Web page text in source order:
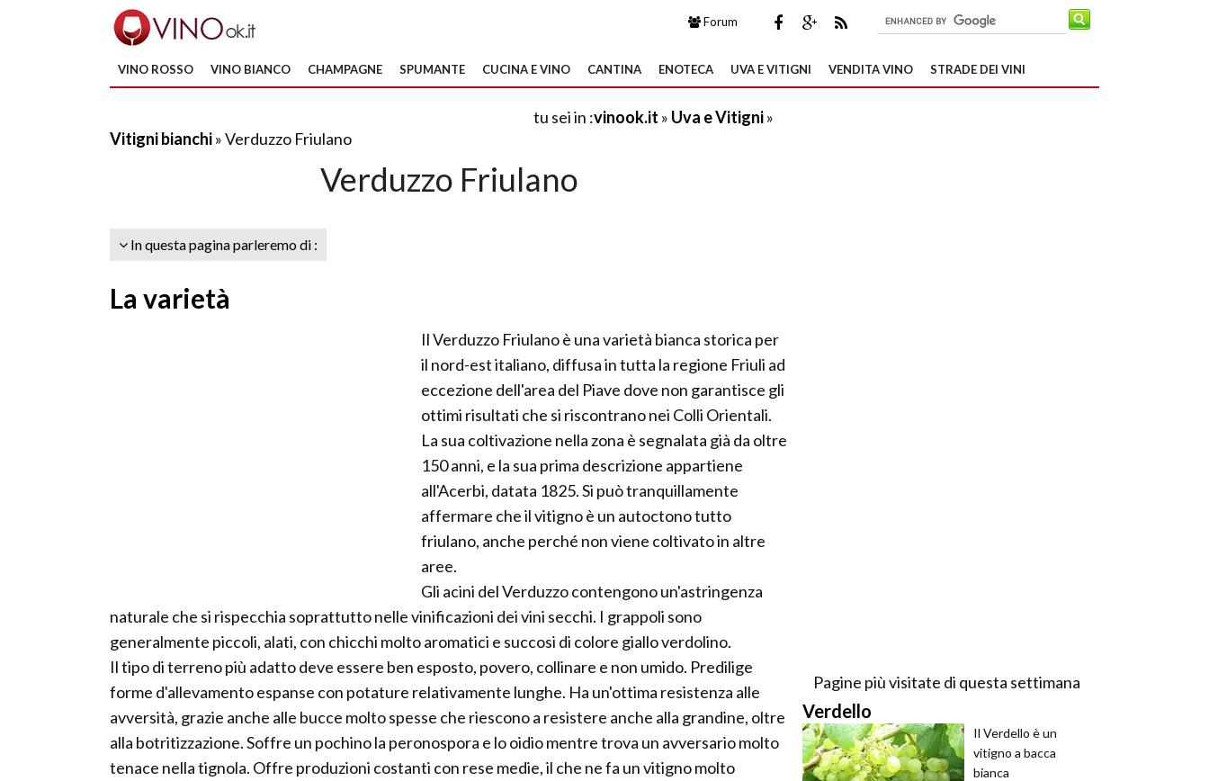
Forum
VINO ROSSO VINO BIANCO CHAMPAGNE SPUMANTE CUCINA E VINO CANTINA ENOTECA UVA E VITIGNI VENDITA VINO STRADE DEI VINI
tu sei in :vinook.it » Uva e Vitigni»
Vitigni bianchi» Verduzzo Friulano
Verduzzo Friulano
In questa pagina parleremo di :
La varietà
Il Verduzzo Friulano è una varietà bianca storica per
il nord-est italiano, diffusa in tutta la regione Friuli ad
eccezione dell'area del Piave dove non garantisce gli
ottimi risultati che si riscontrano nei Colli Orientali.
La sua coltivazione nella zona è segnalata già da oltre
150 anni, e la sua prima descrizione appartiene
all'Acerbi, datata 1825. Si può tranquillamente
affermare che il vitigno è un autoctono tutto
friulano, anche perché non viene coltivato in altre
aree.
Gli acini del Verduzzo contengono un'astringenza
naturale che si rispecchia soprattutto nelle vinificazioni dei vini secchi. I grappoli sono
generalmente piccoli, alati, con chicchi molto aromatici e succosi di colore giallo verdolino.
Il tipo di terreno più adatto deve essere ben esposto, povero, collinare e non umido. Predilige
forme d'allevamento espanse con potature relativamente lunghe. Ha un'ottima resistenza alle
avversità, grazie anche alle bucce molto spesse che riescono a resistere anche alla grandine, oltre
alla botritizzazione. Soffre un pochino la peronospora e lo oidio mentre trova un avversario molto
tenace nella tignola. Offre produzioni costanti con rese medie, il che ne fa un vitigno molto
Pagine più visitate di questa settimana
Verdello
Il Verdello è un
vitigno a bacca
bianca